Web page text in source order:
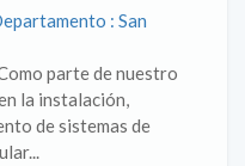
: San
parte de nuestro
la instalación,
de sistemas de